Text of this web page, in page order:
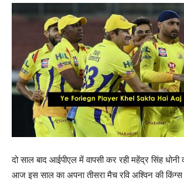
दो साल बाद आईपीएल में वापसी कर रही महेंद्र सिंह
आज इस साल का अपना तीसरा मैच रवि अश्विन की